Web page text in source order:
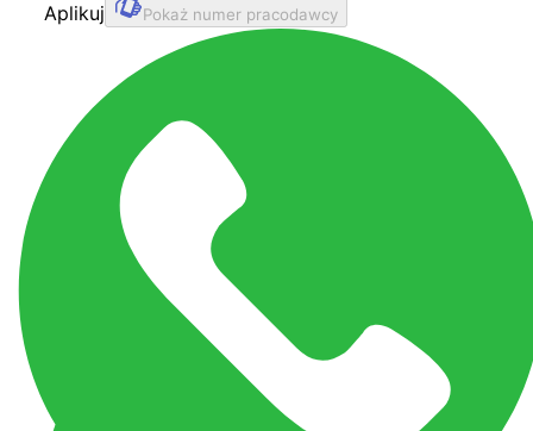
Aplikuj
Pokaż numer pracodawcy